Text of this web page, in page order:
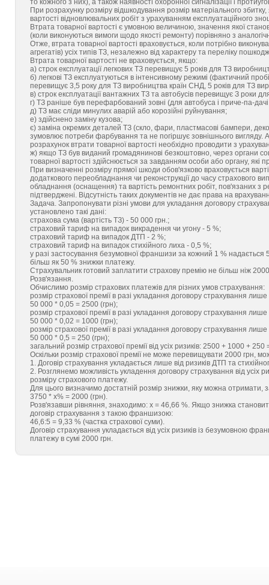
то кожного з них), а також наявності охоронної сигналізації і
При розрахунку розміру відшкодування розмір матеріального
вартості відновлювальних робіт з урахуванням експлуатаційного
Втрата товарної вартості є умовною величиною, значення якої
(коли виконуються вимоги щодо якості ремонту) порівняно з
Отже, втрата товарної вартості враховується, коли потрібно
агрегатів) усіх типів ТЗ, незалежно від характеру та переліку
Втрата товарної вартості не враховується, якщо:
а) строк експлуатації легкових ТЗ перевищує 5 років для ТЗ
б) легкові ТЗ експлуатуються в інтенсивному режимі (фактичний
перевищує 3,5 року для ТЗ виробництва країн СНД, 5 років для ТЗ
в) строк експлуатації вантажних ТЗ та автобусів перевищує З роки
г) ТЗ раніше був перефарбований зовні (для автобуса і приче-па-
д) ТЗ має сліди минулих аварій або корозійні руйнування;
е) здійснено заміну кузова;
є) заміна окремих деталей ТЗ (скло, фари, пластмасові бампери,
зумовлює потреби фарбування та не погіршує зовнішнього
розрахунок втрати товарної вартості необхідно проводити з
ж) якщо ТЗ був виданий громадянинові безкоштовно, через органи
товарної вартості здійснюється за завданням особи або органу, які
При визначенні розміру прямої шкоди обов'язково враховується
додаткового переобладнання чи реконструкції до часу страхового
обладнання (оснащення) та вартість ремонтних робіт, пов'язаних з
підтверджені. Відсутність таких документів не дає права на
Задача. Запропонувати різні умови для укладання договору
установлено такі дані:
страхова сума (вартість ТЗ) - 50 000 грн.;
страховий тариф на випадок викрадення чи угону - 5 %;
страховий тариф на випадок ДТП - 2 %;
страховий тариф на випадок стихійного лиха - 0,5 %;
у разі застосування безумовної франшизи за кожний 1 % надається
більш як 50 % знижки платежу.
Страхувальник готовий заплатити страхову премію не більш ніж
Розв'язання.
Обчислимо розмір страхових платежів для різних умов страхування:
розмір страхової премії в разі укладання договору страхування
50 000 * 0,05 = 2500 (грн);
розмір страхової премії в разі укладання договору страхування
50 000 * 0,02 = 1000 (грн);
розмір страхової премії в разі укладання договору страхування
50 000 * 0,5 = 250 (грн);
загальний розмір страхової премії від усіх ризиків: 2500 + 1000 + 250
Оскільки розмір страхової премії не може перевищувати 2000 грн,
1. Договір страхування укладається лише від ризиків ДТП та
2. Розглянемо можливість укладення договору страхування від усіх
розміру страхового платежу.
Для цього визначимо достатній розмір знижки, яку можна
3750 * х% = 2000 (грн).
Розв'язавши рівняння, знаходимо: х = 46,66 %. Якщо знижка
договір страхування з такою франшизою:
46,6:5 = 9,33 % (частка страхової суми).
Договір страхування укладається від усіх ризиків із безумовною
платежу в сумі 2000 грн.